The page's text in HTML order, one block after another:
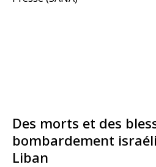
Des morts et des
bombardement
Liban